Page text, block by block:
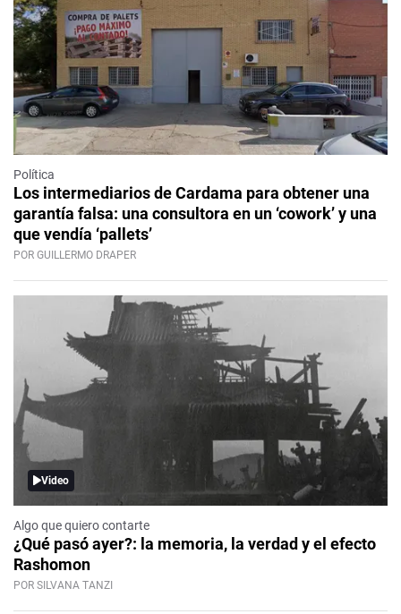
Política
Los intermediarios de Cardama para obtener una
garantía falsa: una consultora en un ‘cowork’ y una
que vendía ‘pallets’
POR GUILLERMO DRAPER
Video
Algo que quiero contarte
¿Qué pasó ayer?: la memoria, la verdad y el efecto
Rashomon
POR SILVANA TANZI